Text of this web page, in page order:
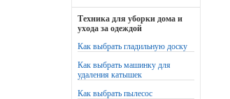
Техника для уборки дома и
ухода за одеждой
Как выбрать гладильную доску
Как выбрать машинку для
удаления катышек
Как выбрать пылесос